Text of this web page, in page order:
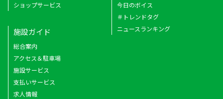
ショップサービス
今日のボイス
＃トレンドタグ
ニュースランキング
施設ガイド
総合案内
アクセス＆駐車場
施設サービス
支払いサービス
求人情報